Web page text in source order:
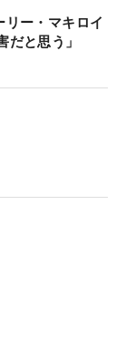
ー・マキロイ
だと思う」